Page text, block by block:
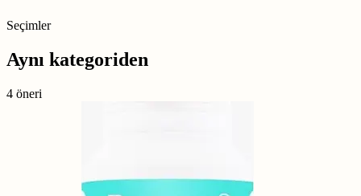
Seçimler
Aynı kategoriden
4 öneri